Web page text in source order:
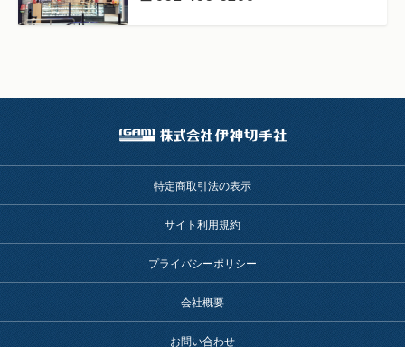
特定商取引法の表示
サイト利用規約
プライバシーポリシー
会社概要
お問い合わせ